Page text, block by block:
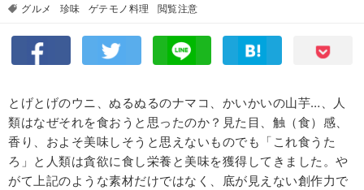
グルメ
珍味 ゲテモノ料理 閲覧注意
とげとげのウニ、ぬるぬるのナマコ、かいかいの山芋…、人
類はなぜそれを食おうと思ったのか？見た目、触（食）感、
香り、およそ美味しそうと思えないものでも「これ食うた
ろ」と人類は貪欲に食し栄養と美味を獲得してきました。や
がて上記のような素材だけではなく、底が見えない創作力で